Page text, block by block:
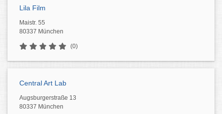
Lila Film
Maistr. 55
80337 München
(0)
Central Art Lab
Augsburgerstraße 13
80337 München